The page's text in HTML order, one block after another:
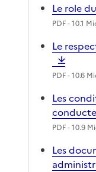
Le role
PDF- 10.1
Le
PDF- 10.6
Les
PDF- 10.9
Les